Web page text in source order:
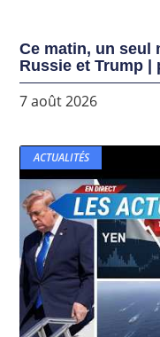
Ce matin, un seul
Russie et Trump
7 août 2026
ACTUALITÉS